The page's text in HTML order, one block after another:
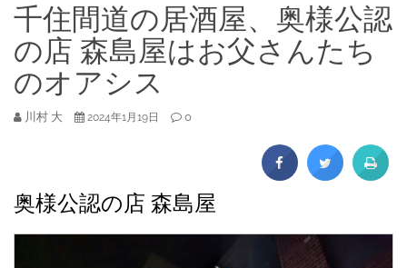
千住間道の居酒屋、奥様公認
の店 森島屋はお父さんたち
のオアシス
川村 大 2024年1月19日 0
奥様公認の店 森島屋